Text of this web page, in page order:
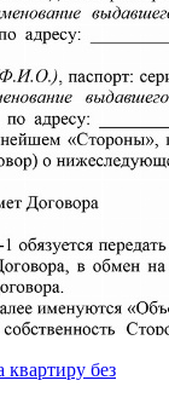
квартиру без